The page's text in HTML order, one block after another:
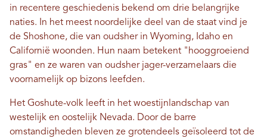
in recentere geschiedenis bekend om drie belangrijke
naties. In het meest noordelijke deel van de staat vind je
de Shoshone, die van oudsher in Wyoming, Idaho en
Californië woonden. Hun naam betekent "hooggroeiend
gras" en ze waren van oudsher jager-verzamelaars die
voornamelijk op bizons leefden.
Het Goshute-volk leeft in het woestijnlandschap van
westelijk en oostelijk Nevada. Door de barre
omstandigheden bleven ze grotendeels geïsoleerd tot de